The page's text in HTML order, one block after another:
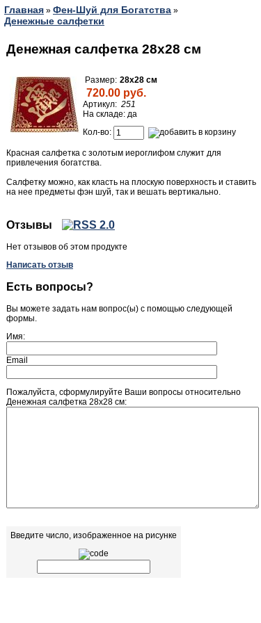
Главная » Фен-Шуй для Богатства »
Денежные салфетки
Денежная салфетка 28х28 см
Размер: 28х28 см
720.00 руб.
Артикул: 251
На складе: да
Кол-во:
Красная салфетка с золотым иероглифом служит для
привлечения богатства.
Салфетку можно, как класть на плоскую поверхность и ставить
на нее предметы фэн шуй, так и вешать вертикально.
Отзывы
Нет отзывов об этом продукте
Написать отзыв
Есть вопросы?
Вы можете задать нам вопрос(ы) с помощью следующей
формы.
Имя:
Email
Пожалуйста, сформулируйте Ваши вопросы относительно
Денежная салфетка 28х28 см:
Введите число, изображенное на рисунке